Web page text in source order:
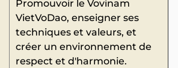
Promouvoir le Vovinam
VietVoDao, enseigner ses
techniques et valeurs, et
créer un environnement de
respect et d'harmonie.